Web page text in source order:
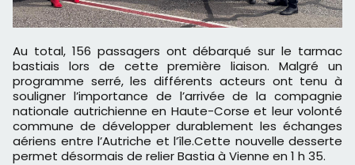
Au total, 156 passagers ont débarqué sur le tarmac
bastiais lors de cette première liaison. Malgré un
programme serré, les différents acteurs ont tenu à
souligner l’importance de l’arrivée de la compagnie
nationale autrichienne en Haute-Corse et leur volonté
commune de développer durablement les échanges
aériens entre l’Autriche et l’île.Cette nouvelle desserte
permet désormais de relier Bastia à Vienne en 1 h 35.